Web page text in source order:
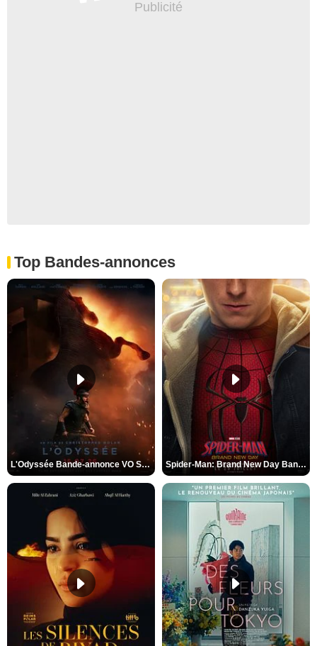
Top Bandes-annonces
L'Odyssée Bande-annonce VO STFR Spider-Man: Brand New Day Bande-annonce VO STFR